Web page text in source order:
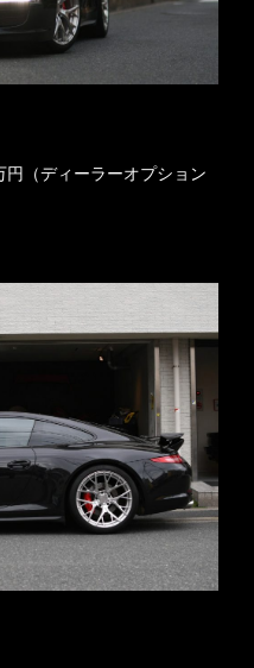
（ディーラーオプション